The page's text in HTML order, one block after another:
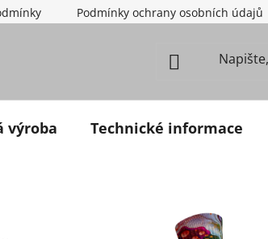
Podmínky ochrany osobních údajů
výroba Technické informace